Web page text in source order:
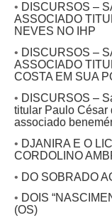
• DISCURSOS –
ASSOCIADO
NEVES NO IHP
• DISCURSOS –
ASSOCIADO
COSTA EM SUA
• DISCURSOS –
titular Paulo César
associado
• DJANIRA E O
CORDOLINO
• DO SOBRADO
• DOIS
(OS)